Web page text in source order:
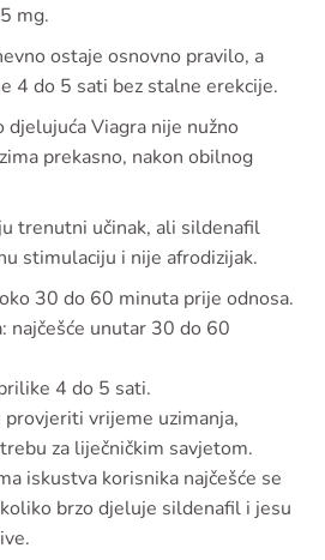
mg.
ostaje osnovno pravilo, a
4 do 5 sati bez stalne erekcije.
djelujuća Viagra nije nužno
prekasno, nakon obilnog
trenutni učinak, ali sildenafil
stimulaciju i nije afrodizijak.
30 do 60 minuta prije odnosa.
najčešće unutar 30 do 60
4 do 5 sati.
vrijeme uzimanja,
za liječničkim savjetom.
iskustva korisnika najčešće se
brzo djeluje sildenafil i jesu